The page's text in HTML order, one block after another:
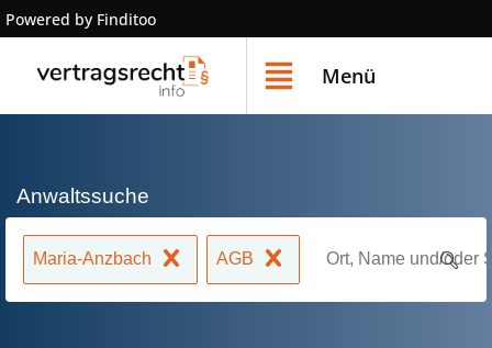
Powered by Finditoo
Menü
Anwaltssuche
Maria-Anzbach AGB